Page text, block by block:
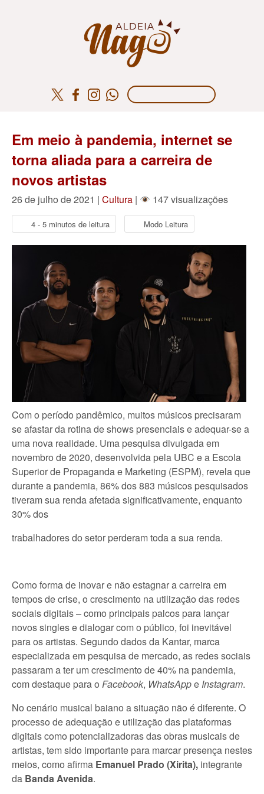
Em meio à pandemia, internet se
torna aliada para a carreira de
novos artistas
26 de julho de 2021 | Cultura | 147 visualizações
4 - 5 minutos de leitura Modo Leitura
Com o período pandêmico, muitos músicos precisaram
se afastar da rotina de shows presenciais e adequar-se a
uma nova realidade. Uma pesquisa divulgada em
novembro de 2020, desenvolvida pela UBC e a Escola
Superior de Propaganda e Marketing (ESPM), revela que
durante a pandemia, 86% dos 883 músicos pesquisados
tiveram sua renda afetada significativamente, enquanto
30% dos
trabalhadores do setor perderam toda a sua renda.
Como forma de inovar e não estagnar a carreira em
tempos de crise, o crescimento na utilização das redes
sociais digitais – como principais palcos para lançar
novos singles e dialogar com o público, foi inevitável
para os artistas. Segundo dados da Kantar, marca
especializada em pesquisa de mercado, as redes sociais
passaram a ter um crescimento de 40% na pandemia,
com destaque para o Facebook, WhatsAppe Instagram.
No cenário musical baiano a situação não é diferente. O
processo de adequação e utilização das plataformas
digitais como potencializadoras das obras musicais de
artistas, tem sido importante para marcar presença nestes
meios, como afirma Emanuel Prado (Xirita), integrante
da Banda Avenida.